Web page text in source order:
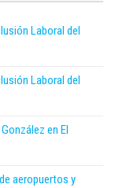
Laboral del
Laboral del
en El
aeropuertos y